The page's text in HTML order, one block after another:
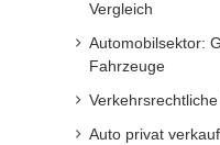
Vergleich
Automobilsektor:
Fahrzeuge
Auto privat